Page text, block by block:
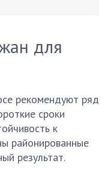
для
рекомендуют ряд
сроки
к
районированные
результат.